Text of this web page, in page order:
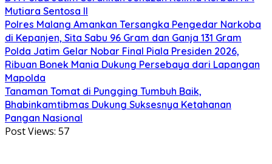
Mutiara Sentosa II
Polres Malang Amankan Tersangka Pengedar Narkoba
di Kepanjen, Sita Sabu 96 Gram dan Ganja 131 Gram
Polda Jatim Gelar Nobar Final Piala Presiden 2026,
Ribuan Bonek Mania Dukung Persebaya dari Lapangan
Mapolda
Tanaman Tomat di Pungging Tumbuh Baik,
Bhabinkamtibmas Dukung Suksesnya Ketahanan
Pangan Nasional
Post Views: 57